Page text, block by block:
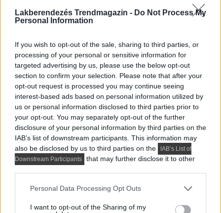
Lakberendezés Trendmagazin - Do Not Process My
Personal Information
If you wish to opt-out of the sale, sharing to third parties, or
processing of your personal or sensitive information for
targeted advertising by us, please use the below opt-out
section to confirm your selection. Please note that after your
opt-out request is processed you may continue seeing
interest-based ads based on personal information utilized by
us or personal information disclosed to third parties prior to
your opt-out. You may separately opt-out of the further
disclosure of your personal information by third parties on the
IAB’s list of downstream participants. This information may
also be disclosed by us to third parties on the
IAB’s List of
Downstream Participants
that may further disclose it to other
Please note that this website/app uses one or more Google
not limited to your visit or usage behaviour. You may click to
Personal Data Processing Opt Outs
I want to opt-out of the Sharing of my